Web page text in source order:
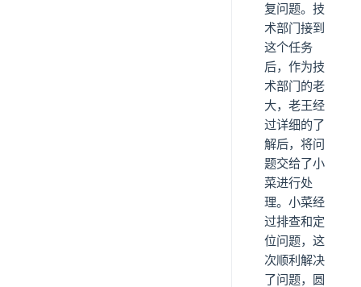
复问题。技
术部门接到
这个任务
后，作为技
术部门的老
大，老王经
过详细的了
解后，将问
题交给了小
菜进行处
理。小菜经
过排查和定
位问题，这
次顺利解决
了问题，圆